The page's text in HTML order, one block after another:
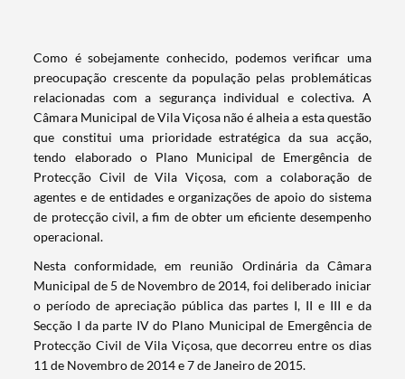
​Como é sobejamente conhecido, podemos verificar uma
preocupação crescente da população pelas problemáticas
relacionadas com a segurança individual e colectiva. A
Câmara Municipal de Vila Viçosa não é alheia a esta questão
que constitui uma prioridade estratégica da sua acção,
tendo elaborado o Plano Municipal de Emergência de
Protecção Civil de Vila Viçosa, com a colaboração de
agentes e de entidades e organizações de apoio do sistema
de protecção civil, a fim de obter um eficiente desempenho
operacional.
Nesta conformidade, em reunião Ordinária da Câmara
Municipal de 5 de Novembro de 2014, foi deliberado iniciar
o período de apreciação pública das partes I, II e III e da
Secção I da parte IV do Plano Municipal de Emergência de
Protecção Civil de Vila Viçosa, que decorreu entre os dias
11 de Novembro de 2014 e 7 de Janeiro de 2015.